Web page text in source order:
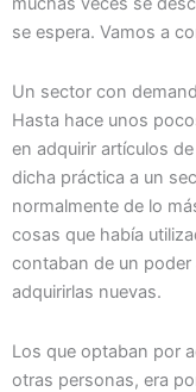
se espera. Vamos a
Un sector con
Hasta hace unos
en adquirir artículos
dicha práctica a un
normalmente de lo
cosas que había
contaban de un
adquirirlas nuevas.
Los que optaban por
otras personas, era